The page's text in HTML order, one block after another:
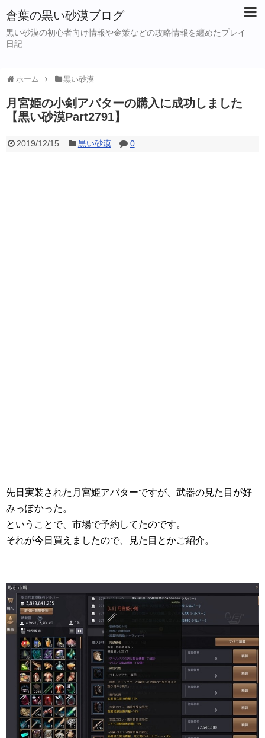
倉葉の黒い砂漠ブログ
黒い砂漠の初心者向け情報や金策などの攻略情報を纏めたプレイ
日記
ホーム 黒い砂漠
月宮姫の小剣アバターの購入に成功しました
【黒い砂漠Part2791】
2019/12/15 黒い砂漠 0
先日実装された月宮姫アバターですが、武器の見た目が好
みっぽかった。
ということで、市場で予約してたのです。
それが今日買えましたので、見た目とかご紹介。